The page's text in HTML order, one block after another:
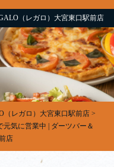
（レガロ）大宮東口駅前店
（レガロ）大宮東口駅前店 >
気に営業中 | ダーツバー＆
店